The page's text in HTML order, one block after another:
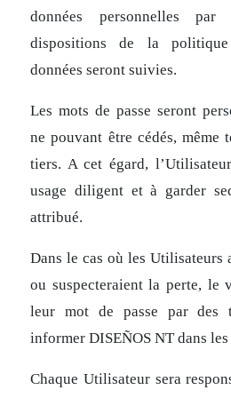
données personnelles
dispositions de la
données seront suivies.
Les mots de passe seront
ne pouvant être cédés, même
tiers. A cet égard,
usage diligent et à garder
attribué.
Dans le cas où les Utilisateurs
ou suspecteraient la perte, le
leur mot de passe par des
informer DISEÑOS NT dans
Chaque Utilisateur sera